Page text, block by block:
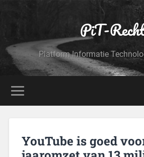
PiT-
Platform Informatie
YouTube is goed